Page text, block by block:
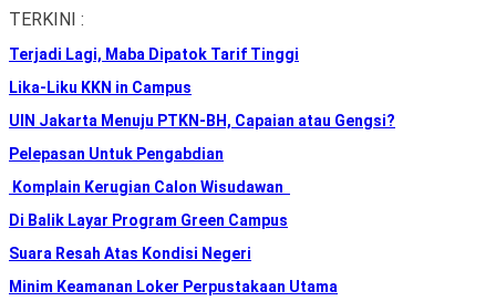
Skip
the
content
TERKINI :
Terjadi Lagi, Maba Dipatok Tarif Tinggi
Lika-Liku KKN in Campus
UIN Jakarta Menuju PTKN-BH, Capaian atau Gengsi?
Pelepasan Untuk Pengabdian
Komplain Kerugian Calon Wisudawan
Di Balik Layar Program Green Campus
Suara Resah Atas Kondisi Negeri
Minim Keamanan Loker Perpustakaan Utama